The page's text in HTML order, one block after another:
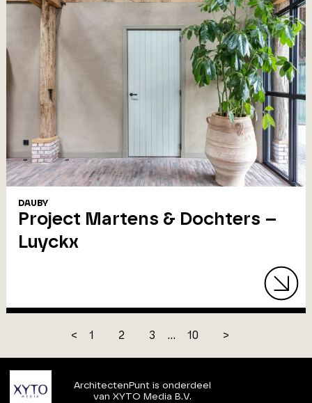
DAUBY
Project Martens & Dochters –
Luyckx
< 1 2 3 ... 10 >
ArchitectenPunt is onderdeel
van XYTO Media B.V.